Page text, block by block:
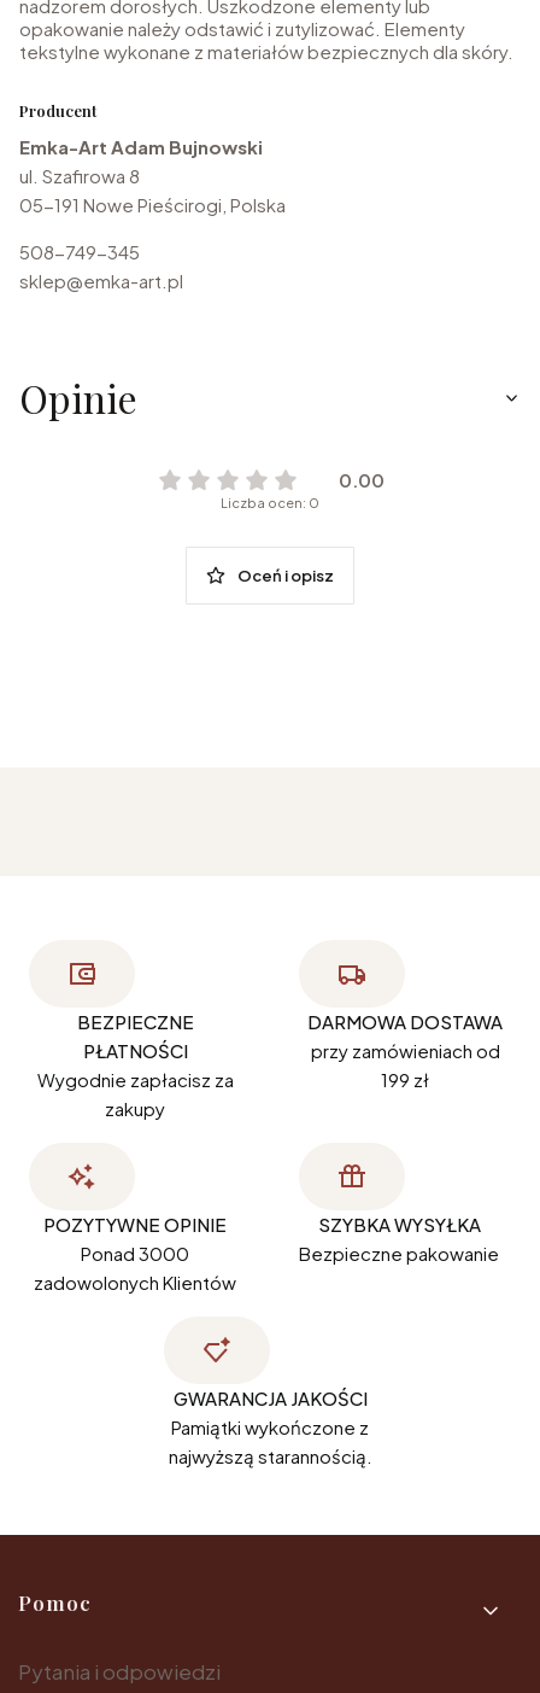
nadzorem dorosłych. Uszkodzone elementy lub
opakowanie należy odstawić i zutylizować. Elementy
tekstylne wykonane z materiałów bezpiecznych dla skóry.
Producent
Emka-Art Adam Bujnowski
ul. Szafirowa 8
05-191 Nowe Pieścirogi, Polska
508-749-345
sklep@emka-art.pl
Opinie
0.00
Liczba ocen: 0
Oceń i opisz
BEZPIECZNE
PŁATNOŚCI
Wygodnie zapłacisz za
zakupy
DARMOWA DOSTAWA
przy zamówieniach od
199 zł
POZYTYWNE OPINIE
Ponad 3000
zadowolonych Klientów
SZYBKA WYSYŁKA
Bezpieczne pakowanie
GWARANCJA JAKOŚCI
Pamiątki wykończone z
najwyższą starannością.
Linki w stopce
Pomoc
Pytania i odpowiedzi